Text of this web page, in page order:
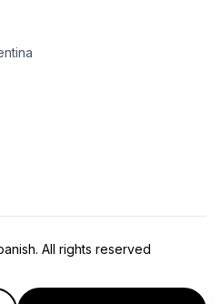
All rights reserved